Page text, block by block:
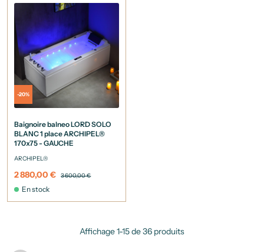
-20%
Baignoire balneo LORD SOLO
BLANC 1 place ARCHIPEL®
170x75 - GAUCHE
ARCHIPEL®
2 880,00 € 3 600,00 €
En stock
Affichage 1-15 de 36 produits